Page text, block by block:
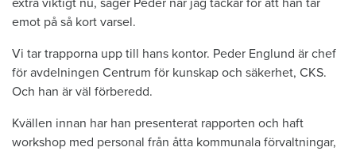
emot på så kort varsel.
Vi tar trapporna upp till hans kontor. Peder Englund är chef
för avdelningen Centrum för kunskap och säkerhet, CKS.
Och han är väl förberedd.
Kvällen innan har han presenterat rapporten och haft
workshop med personal från åtta kommunala förvaltningar,